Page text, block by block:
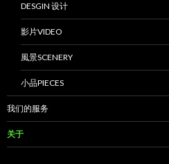
DESGIN 设计
影片VIDEO
風景SCENERY
小品PIECES
我们的服务
关于